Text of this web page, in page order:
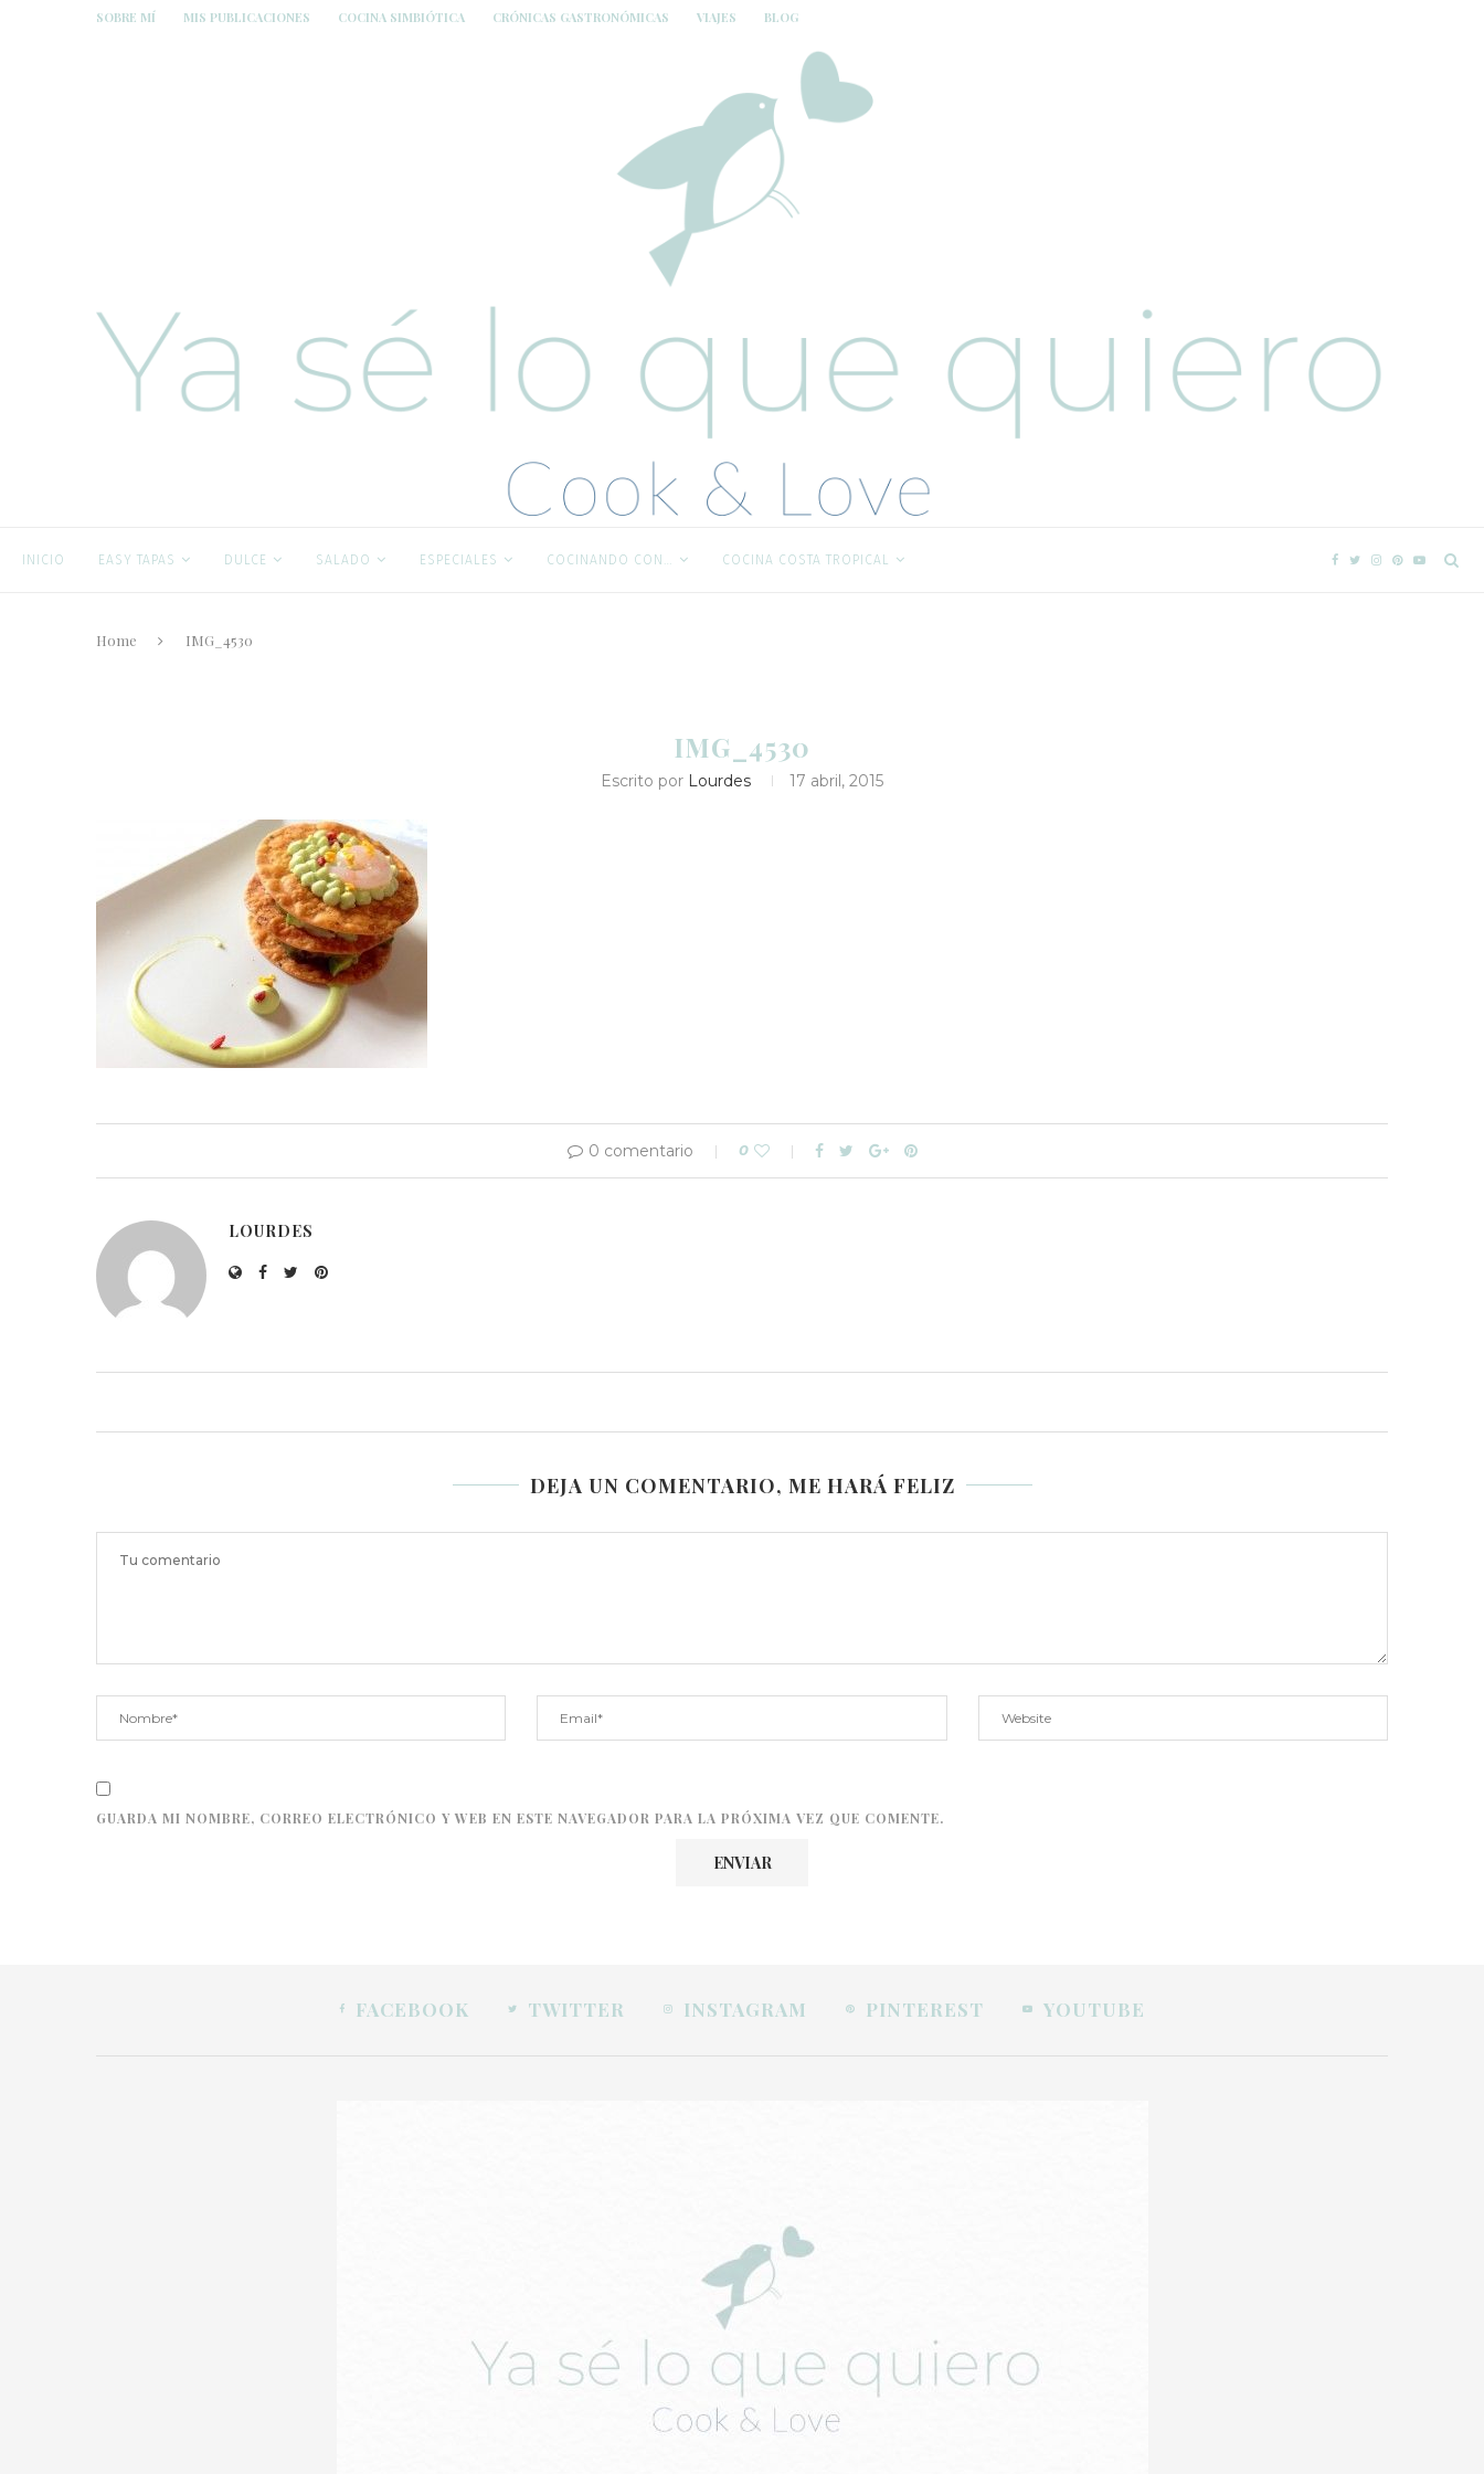
SOBRE MÍ MIS PUBLICACIONES COCINA SIMBIÓTICA CRÓNICAS GASTRONÓMICAS VIAJES BLOG
INICIO EASY TAPAS DULCE SALADO ESPECIALES COCINANDO CON… COCINA COSTA TROPICAL
Home IMG_4530
IMG_4530
Escrito por Lourdes 17 abril, 2015
0 comentario 0
LOURDES
DEJA UN COMENTARIO, ME HARÁ FELIZ
GUARDA MI NOMBRE, CORREO ELECTRÓNICO Y WEB EN ESTE NAVEGADOR PARA LA PRÓXIMA VEZ QUE COMENTE.
FACEBOOK TWITTER INSTAGRAM PINTEREST YOUTUBE